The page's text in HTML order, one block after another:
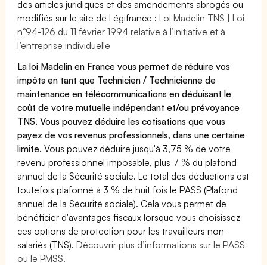
des articles juridiques et des amendements abrogés ou
modifiés sur le site de Légifrance :Loi Madelin TNS | Loi
n°94-126 du 11 février 1994 relative à l’initiative et à
l’entreprise individuelle
La loi Madelin en France vous permet de réduire vos
impôts en tant que Technicien / Technicienne de
maintenance en télécommunications en déduisant le
coût de votre mutuelle indépendant et/ou prévoyance
TNS. Vous pouvez déduire les cotisations que vous
payez de vos revenus professionnels, dans une certaine
limite.Vous pouvez déduire jusqu'à 3,75 % de votre
revenu professionnel imposable, plus 7 % du plafond
annuel de la Sécurité sociale. Le total des déductions est
toutefois plafonné à 3 % de huit fois le PASS (Plafond
annuel de la Sécurité sociale). Cela vous permet de
bénéficier d'avantages fiscaux lorsque vous choisissez
ces options de protection pour les travailleurs non-
salariés (TNS).Découvrir plus d’informations sur le PASS
ou le PMSS.